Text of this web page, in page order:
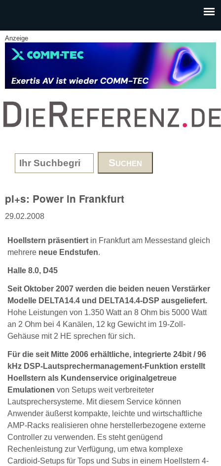
Anzeige
www.DieReferenz.de
Search form
pl+s: Power in Frankfurt
29.02.2008
Hoellstern präsentiert in Frankfurt am Messestand gleich
mehrere neue Endstufen.
Halle 8.0, D45
Seit Oktober 2007 werden die beiden neuen Verstärker
Modelle DELTA14.4 und DELTA14.4-DSP ausgeliefert.
Hohe Leistungen von 1.350 Watt an 8 Ohm bis 5000 Watt
an 2 Ohm bei 4 Kanälen, 12 kg Gewicht im 19-Zoll-
Gehäuse mit 2 HE sprechen für sich.
Für die seit Mitte 2006 erhältliche, integrierte 24bit / 96
kHz DSP-Lautsprechermanagement-Funktion erstellt
Hoellstern als Kundenservice originalgetreue
Emulationen von Setups weit verbreiteter
Lautsprechersysteme. Mit diesem Service können
Anwender äußerst kompakte, leichte und wirtschaftliche
AMP-Racks realisieren ohne herstellerbezogene externe
Controller zu verwenden. Es steht genügend
Rechenleistung zur Verfügung, um etwa komplexe
Cardioid-Setups für Tops und Subs in einem Hoellstern 4-